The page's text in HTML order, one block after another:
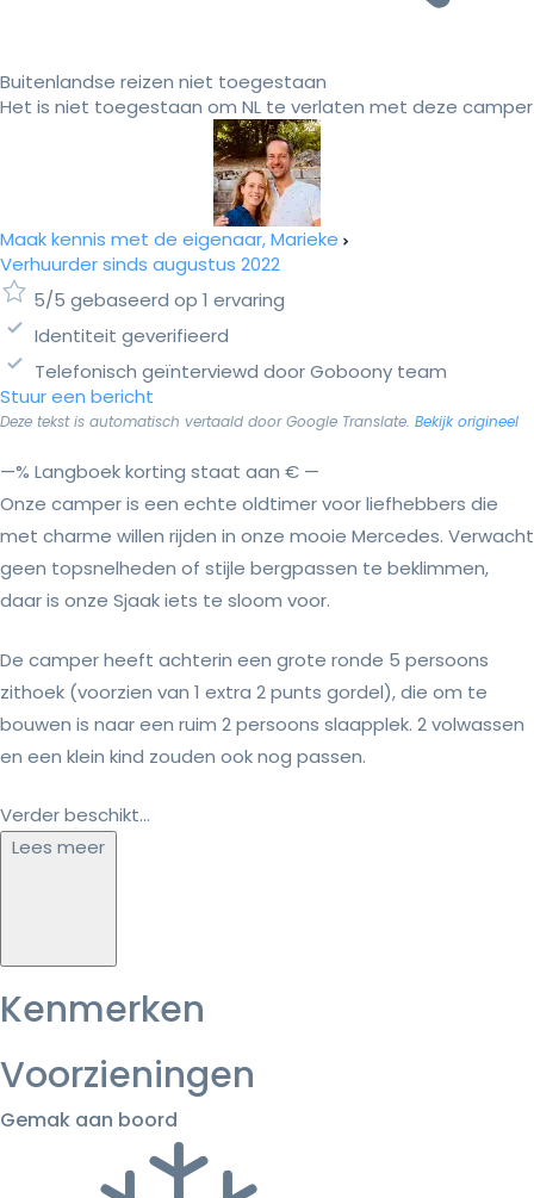
Buitenlandse reizen niet toegestaan
Het is niet toegestaan om NL te verlaten met deze camper
Maak kennis met de eigenaar, Marieke
Verhuurder sinds augustus 2022
5/5 gebaseerd op 1 ervaring
Identiteit geverifieerd
Telefonisch geïnterviewd door Goboony team
Stuur een bericht
Deze tekst is automatisch vertaald door Google Translate. Bekijk origineel
—% Langboek korting staat aan € —
Onze camper is een echte oldtimer voor liefhebbers die
met charme willen rijden in onze mooie Mercedes. Verwacht
geen topsnelheden of stijle bergpassen te beklimmen,
daar is onze Sjaak iets te sloom voor.
De camper heeft achterin een grote ronde 5 persoons
zithoek (voorzien van 1 extra 2 punts gordel), die om te
bouwen is naar een ruim 2 persoons slaapplek. 2 volwassen
en een klein kind zouden ook nog passen.
Verder beschikt...
Lees meer
Kenmerken
Voorzieningen
Gemak aan boord